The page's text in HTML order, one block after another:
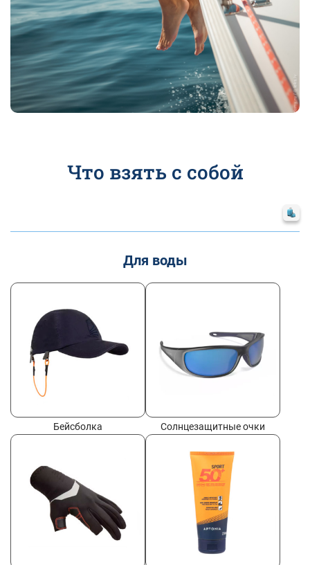
Что взять с собой
Для воды
Бейсболка Солнцезащитные очки